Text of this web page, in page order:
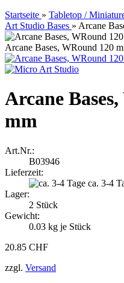
Startseite » Tabletop /
Art Studio Bases » Arcane
Arcane Bases, WRound 120
Arcane
mm
Art.Nr.:
B03946
Lieferzeit:
ca. 3-4
Lager:
2 Stück
Gewicht:
0.03 kg je Stück
20.85 CHF
zzgl. Versand